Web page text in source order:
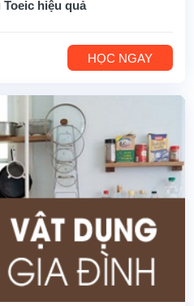
hiệu quả
HỌC NGAY